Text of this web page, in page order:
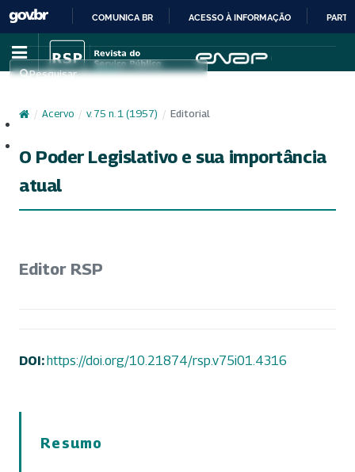
IR
PARA
CONTEÚDO
COMUNICA BR ACESSO À INFORMAÇÃO
Pesquisar
/ Acervo / v. 75 n. 1 (1957) / Editorial
O Poder Legislativo e sua importância
atual
Editor RSP
DOI:https://doi.org/10.21874/rsp.v75i01.4316
Resumo